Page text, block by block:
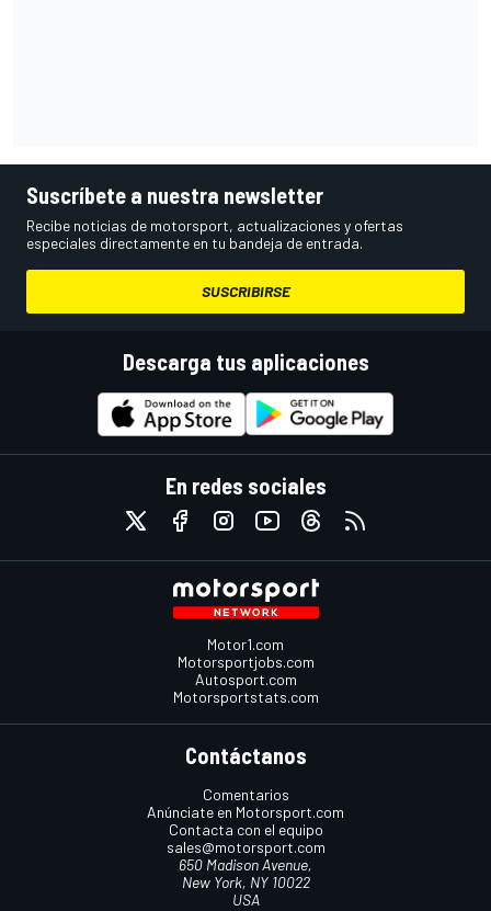
Suscríbete a nuestra newsletter
Recibe noticias de motorsport, actualizaciones y ofertas
especiales directamente en tu bandeja de entrada.
SUSCRIBIRSE
Descarga tus aplicaciones
En redes sociales
Motor1.com
Motorsportjobs.com
Autosport.com
Motorsportstats.com
Contáctanos
Comentarios
Anúnciate en Motorsport.com
Contacta con el equipo
sales@motorsport.com
650 Madison Avenue,
New York, NY 10022
USA